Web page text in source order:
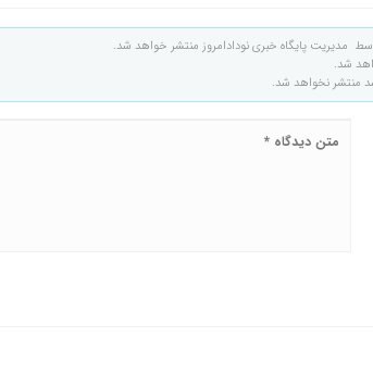
مدیریت پایگاه خبری نودادامروز منتشر خواهد شد.
شد.
منتشر نخواهد شد.